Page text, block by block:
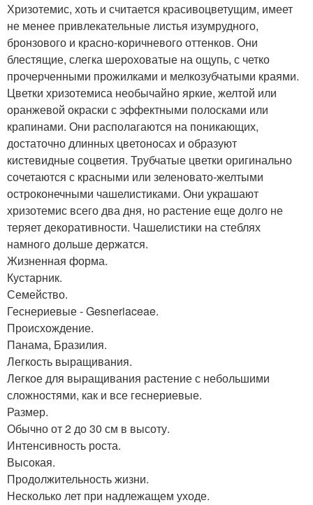
Хризотемис, хоть и считается красивоцветущим, имеет
не менее привлекательные листья изумрудного,
бронзового и красно-коричневого оттенков. Они
блестящие, слегка шероховатые на ощупь, с четко
прочерченными прожилками и мелкозубчатыми краями.
Цветки хризотемиса необычайно яркие, желтой или
оранжевой окраски с эффектными полосками или
крапинами. Они располагаются на поникающих,
достаточно длинных цветоносах и образуют
кистевидные соцветия. Трубчатые цветки оригинально
сочетаются с красными или зеленовато-желтыми
остроконечными чашелистиками. Они украшают
хризотемис всего два дня, но растение еще долго не
теряет декоративности. Чашелистики на стеблях
намного дольше держатся.
Жизненная форма.
Кустарник.
Семейство.
Геснериевые - Gesneriaceae.
Происхождение.
Панама, Бразилия.
Легкость выращивания.
Легкое для выращивания растение с небольшими
сложностями, как и все геснериевые.
Размер.
Обычно от 2 до 30 см в высоту.
Интенсивность роста.
Высокая.
Продолжительность жизни.
Несколько лет при надлежащем уходе.